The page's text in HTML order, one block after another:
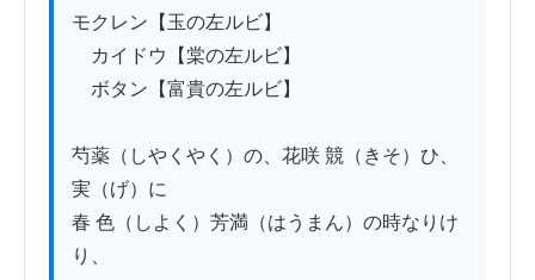
モクレン【玉の左ルビ】
カイドウ【棠の左ルビ】
ボタン【富貴の左ルビ】
芍薬（しやくやく）の、花咲 競（きそ）ひ、
実（げ）に
春 色（しよく）芳満（はうまん）の時なりけ
り、